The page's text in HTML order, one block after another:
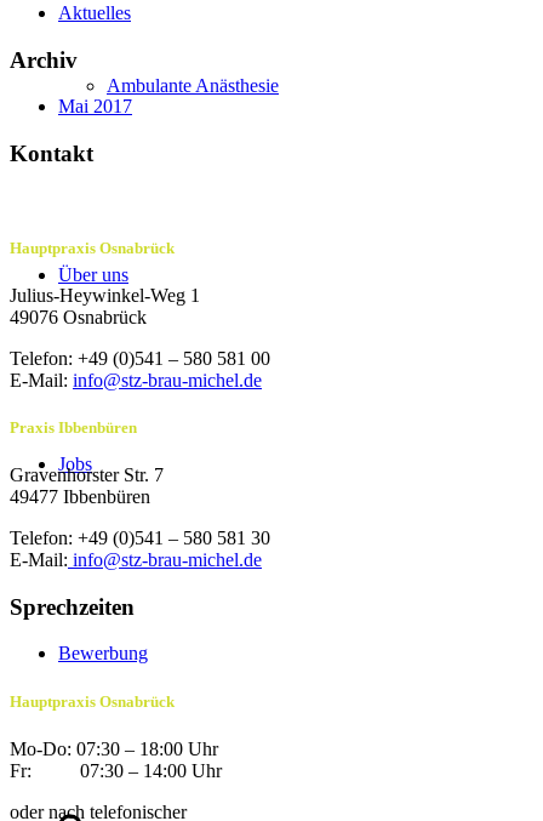
Ambulante Anästhesie
Über uns
Jobs
Bewerbung
Aktuelles
Archiv
Mai 2017
Kontakt
Hauptpraxis Osnabrück
Julius-Heywinkel-Weg 1
49076 Osnabrück
Telefon: +49 (0)541 – 580 581 00
E-Mail: info@stz-brau-michel.de
Praxis Ibbenbüren
Gravenhorster Str. 7
49477 Ibbenbüren
Telefon: +49 (0)541 – 580 581 30
E-Mail: info@stz-brau-michel.de
Sprechzeiten
Hauptpraxis Osnabrück
Mo-Do: 07:30 – 18:00 Uhr
Fr: 07:30 – 14:00 Uhr
oder nach telefonischer